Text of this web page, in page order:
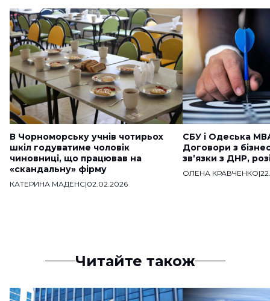
В Чорноморську учнів чотирьох
шкіл годуватиме чоловік
чиновниці, що працював на
«скандальну» фірму
КАТЕРИНА МАДЕНС|02.02.2026
СБУ і Одеська
Договори з
звʼязки з ДНР,
ОЛЕНА КРАВЧЕНКО|
Читайте також